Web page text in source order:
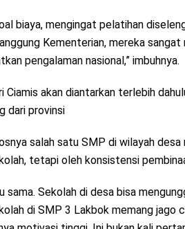
biaya, mengingat pelatihan
Kementerian, mereka
pengalaman nasional,” imbuhnya.
akan diantarkan terlebih
dari provinsi
salah satu SMP di wilayah
tetapi oleh konsistensi
sama. Sekolah di desa bisa
di SMP 3 Lakbok memang jago